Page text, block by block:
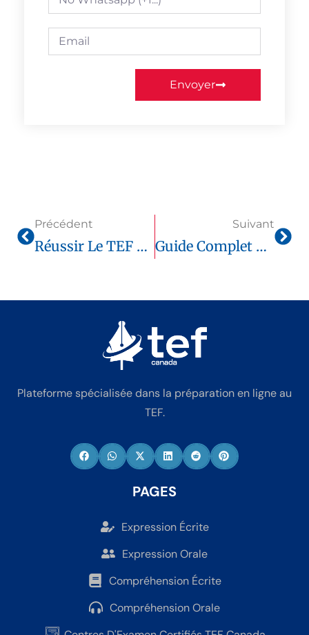
Envoyer
Précédent
Réussir Le TEF Canada Stratégies Et Conseils Pratiques
Suivant
Guide Complet Du TEF Canada Stratégie Efficace Pour Réussir L’examen
Plateforme spécialisée dans la préparation en ligne au
TEF.
PAGES
Expression Écrite
Expression Orale
Compréhension Écrite
Compréhension Orale